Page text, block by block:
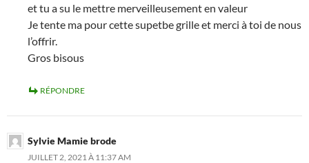
et tu a su le mettre merveilleusement en valeur
Je tente ma pour cette supetbe grille et merci à toi de nous
l’offrir.
Gros bisous
RÉPONDRE
Sylvie Mamie brode
JUILLET 2, 2021 À 11:37 AM